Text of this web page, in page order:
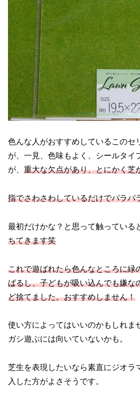
色んな人がおすすめしているこのセ
が、一見、色味もよく、シールタイ
が、 重大な欠点があり、とにかく芝
指でさわさわしているだけでパラパ
最初だけかな？と思って触っている
ちてきます笑
これで遊ばれたら色んなところに緑
ばるし、子どもが吸い込んでも嫌な
ど捨てました。おすすめしません！
使い方によってはいいのかもしれま
ガシ遊ぶには向いていないかも。
芝生を表現したいなら素直にジオラ
入した方がよさそうです。